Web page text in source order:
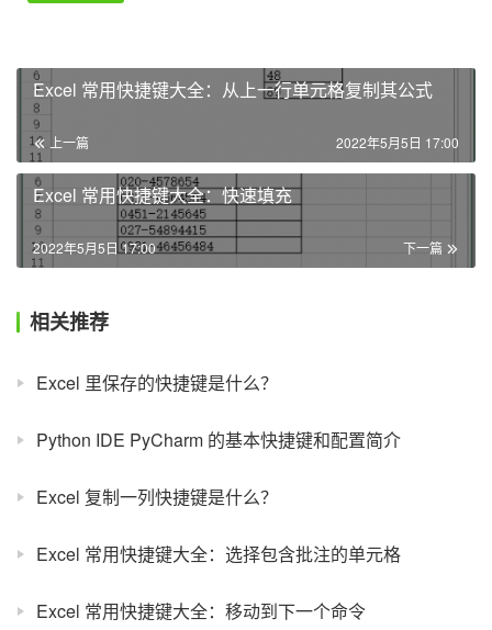
Excel 常用快捷键大全：从上一行单元格复制其公式
上一篇 2022年5月5日 17:00
Excel 常用快捷键大全：快速填充
下一篇
2022年5月5日 17:00
相关推荐
Excel 里保存的快捷键是什么？
Python IDE PyCharm 的基本快捷键和配置简介
Excel 复制一列快捷键是什么？
Excel 常用快捷键大全：选择包含批注的单元格
Excel 常用快捷键大全：移动到下一个命令